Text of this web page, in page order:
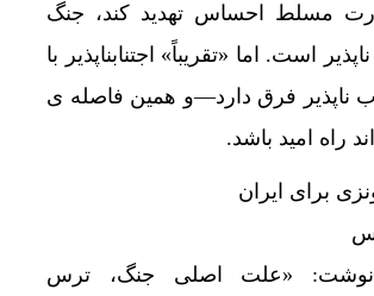
مسلط احساس تهدید کند، جنگ
است. اما «تقریباً» اجتنابناپذیر با
ناپذیر فرق دارد—و همین فاصله ی
راه امید باشد.
برای ایران
نوشت: «علت اصلی جنگ، ترس